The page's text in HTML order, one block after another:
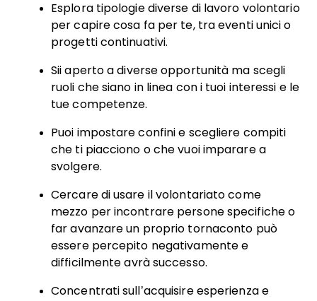
Esplora tipologie diverse di lavoro volontario
per capire cosa fa per te, tra eventi unici o
progetti continuativi.
Sii aperto a diverse opportunità ma scegli
ruoli che siano in linea con i tuoi interessi e le
tue competenze.
Puoi impostare confini e scegliere compiti
che ti piacciono o che vuoi imparare a
svolgere.
Cercare di usare il volontariato come
mezzo per incontrare persone specifiche o
far avanzare un proprio tornaconto può
essere percepito negativamente e
difficilmente avrà successo.
Concentrati sull’acquisire esperienza e